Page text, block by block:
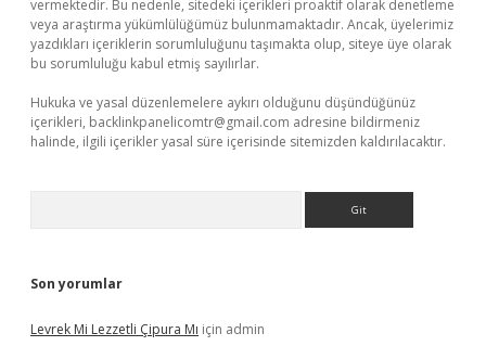
vermektedir. Bu nedenle, sitedeki içerikleri proaktif olarak denetleme
veya araştırma yükümlülüğümüz bulunmamaktadır. Ancak, üyelerimiz
yazdıkları içeriklerin sorumluluğunu taşımakta olup, siteye üye olarak
bu sorumluluğu kabul etmiş sayılırlar.
Hukuka ve yasal düzenlemelere aykırı olduğunu düşündüğünüz
içerikleri, backlinkpanelicomtr@gmail.com adresine bildirmeniz
halinde, ilgili içerikler yasal süre içerisinde sitemizden kaldırılacaktır.
Son yorumlar
Levrek Mi Lezzetli Çipura Mı için admin